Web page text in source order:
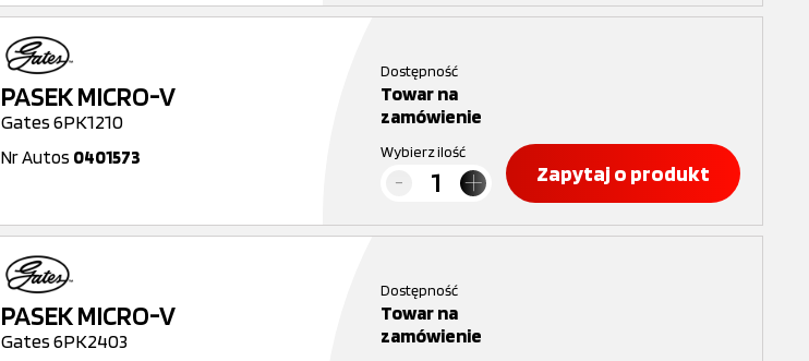
PASEK MICRO-V
Gates 6PK1210
Nr Autos 0401573
Dostępność
Towar na
zamówienie
Wybierz ilość
Zapytaj o produkt
PASEK MICRO-V
Gates 6PK2403
Dostępność
Towar na
zamówienie